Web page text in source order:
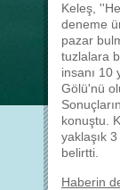
Keleş,
deneme
pazar
tuzlalara
insanı 10
Gölü'nü
konuştu.
yaklaşık 3
belirtti.
Haberin